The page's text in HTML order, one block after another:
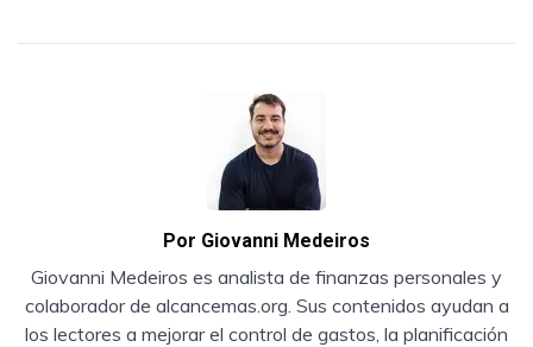
Por Giovanni Medeiros
Giovanni Medeiros es analista de finanzas personales y
colaborador de alcancemas.org. Sus contenidos ayudan a
los lectores a mejorar el control de gastos, la planificación